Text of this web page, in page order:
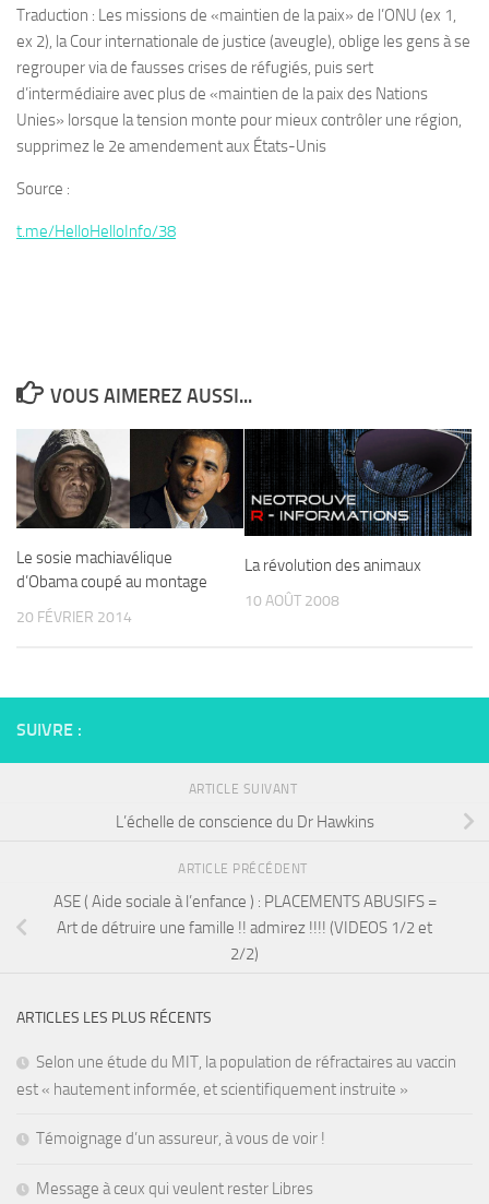
Traduction : Les missions de «maintien de la paix» de l’ONU (ex 1,
ex 2), la Cour internationale de justice (aveugle), oblige les gens à se
regrouper via de fausses crises de réfugiés, puis sert
d’intermédiaire avec plus de «maintien de la paix des Nations
Unies» lorsque la tension monte pour mieux contrôler une région,
supprimez le 2e amendement aux États-Unis
Source :
t.me/HelloHelloInfo/38
VOUS AIMEREZ AUSSI...
Le sosie machiavélique
d’Obama coupé au montage
20 FÉVRIER 2014
La révolution des animaux
10 AOÛT 2008
SUIVRE :
ARTICLE SUIVANT
L’échelle de conscience du Dr Hawkins
ARTICLE PRÉCÉDENT
ASE ( Aide sociale à l’enfance ) : PLACEMENTS ABUSIFS =
Art de détruire une famille !! admirez !!!! (VIDEOS 1/2 et
2/2)
ARTICLES LES PLUS RÉCENTS
Selon une étude du MIT, la population de réfractaires au vaccin
est « hautement informée, et scientifiquement instruite »
Témoignage d’un assureur, à vous de voir !
Message à ceux qui veulent rester Libres